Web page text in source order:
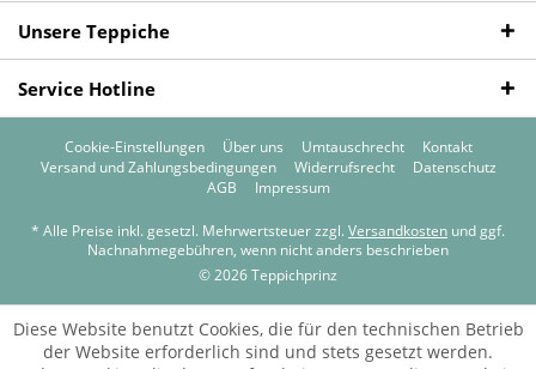
Unsere Teppiche
Service Hotline
Cookie-Einstellungen Über uns Umtauschrecht
Kontakt
Versand und Zahlungsbedingungen
Widerrufsrecht
Datenschutz
AGB
Impressum
* Alle Preise inkl. gesetzl. Mehrwertsteuer zzgl. Versandkosten und ggf.
Nachnahmegebühren, wenn nicht anders beschrieben
© 2026 Teppichprinz
Diese Website benutzt Cookies, die für den technischen Betrieb
der Website erforderlich sind und stets gesetzt werden.